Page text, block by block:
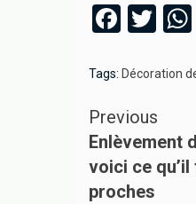
Tags: Décoration
Previous
Enlèvement
voici ce
proches